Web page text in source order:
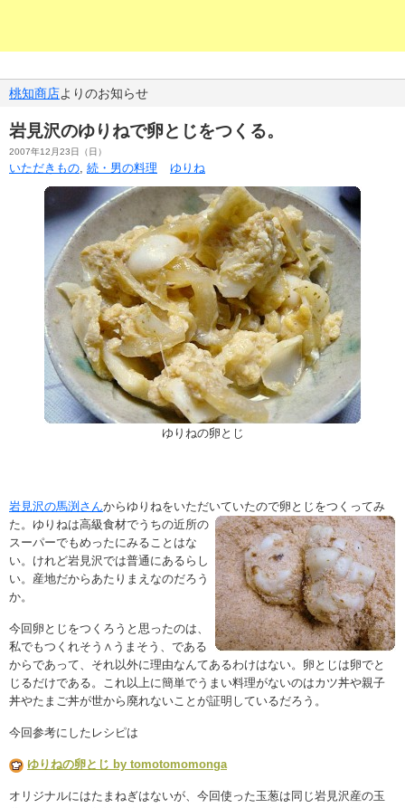
桃知商店よりのお知らせ
岩見沢のゆりねで卵とじをつくる。
2007年12月23日（日）
いただきもの, 続・男の料理 ゆりね
ゆりねの卵とじ
岩見沢の馬渕さんからゆりねをいただいていたので卵とじをつくってみ
た。 ゆりねは高級食材でうちの近所の
スーパーでもめったにみることはな
い。けれど岩見沢では普通にあるらし
い。産地だからあたりまえなのだろう
か。
今回卵とじをつくろうと思ったのは、
私でもつくれそう∧うまそう、である
からであって、それ以外に理由なんてあるわけはない。卵とじは卵でと
じるだけである。これ以上に簡単でうまい料理がないのはカツ丼や親子
丼やたまご丼が世から廃れないことが証明しているだろう。
今回参考にしたレシピは
ゆりねの卵とじ by tomotomomonga
オリジナルにはたまねぎはないが、今回使った玉葱は同じ岩見沢産の玉